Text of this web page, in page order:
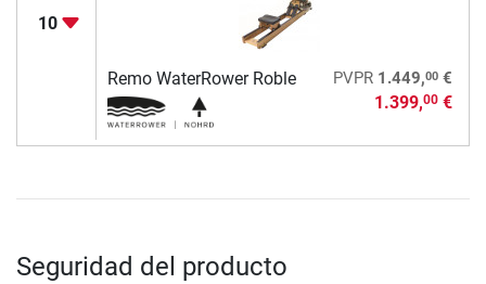
10
Remo WaterRower Roble PVPR 1.449,00€
1.399,00€
Seguridad del producto